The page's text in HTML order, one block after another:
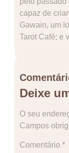
capaz de
Gawain, um
Tarot Café; e
Deixe
O seu
Campos
Comentário *